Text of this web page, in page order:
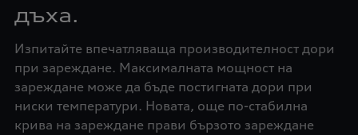
дъха.
Изпитайте впечатляваща производителност дори
при зареждане. Максималната мощност на
зареждане може да бъде постигната дори при
ниски температури. Новата, още по-стабилна
крива на зареждане прави бързото зареждане